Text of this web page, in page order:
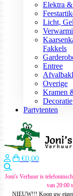
Elektra
Licht,
Fakkels
Entree
Overige
Kramen
Decoratie
Partytenten
€0,00
Joni's Verhuur is
van 20:00
NIEUW!!! Koop uw